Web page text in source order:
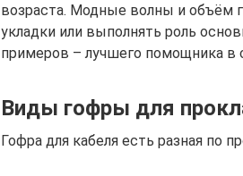
возраста. Модные волны и объём
укладки или выполнять роль
примеров – лучшего помощника в
Виды гофры для
Гофра для кабеля есть разная по